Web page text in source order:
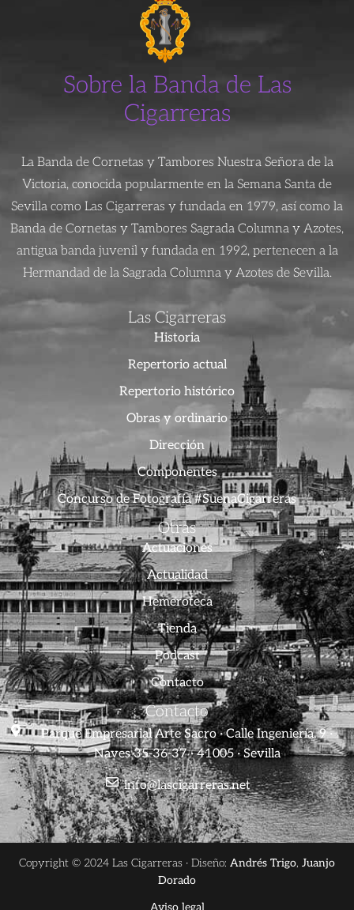
Sobre la Banda de Las
Cigarreras
La Banda de Cornetas y Tambores Nuestra Señora de la
Victoria, conocida popularmente en la Semana Santa de
Sevilla como Las Cigarreras y fundada en 1979, así como la
Banda de Cornetas y Tambores Sagrada Columna y Azotes,
antigua banda juvenil y fundada en 1992, pertenecen a la
Hermandad de la Sagrada Columna y Azotes de Sevilla.
Las Cigarreras
Historia
Repertorio actual
Repertorio histórico
Obras y ordinario
Dirección
Componentes
Concurso de Fotografía #SuenaCigarreras
Otras
Actuaciones
Actualidad
Hemeroteca
Tienda
Podcast
Contacto
Contacto
Parque Empresarial Arte Sacro · Calle Ingeniería, 9 ·
Naves 35-36-37 · 41005 · Sevilla
info@lascigarreras.net
Copyright © 2024 Las Cigarreras · Diseño: Andrés Trigo, Juanjo
Dorado
Aviso legal